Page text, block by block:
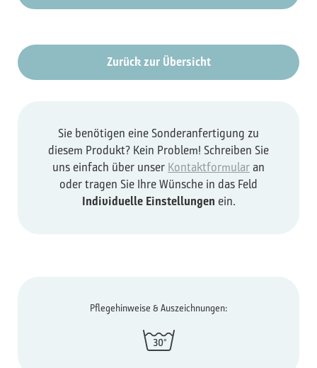
Zurück zur Übersicht
Sie benötigen eine Sonderanfertigung zu
diesem Produkt? Kein Problem! Schreiben Sie
uns einfach über unser Kontaktformular an
oder tragen Sie Ihre Wünsche in das Feld
Individuelle Einstellungen ein.
Pflegehinweise & Auszeichnungen: